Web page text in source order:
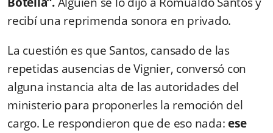
recibí una reprimenda sonora en privado.
La cuestión es que Santos, cansado de las
repetidas ausencias de Vignier, conversó con
alguna instancia alta de las autoridades del
ministerio para proponerles la remoción del
cargo. Le respondieron que de eso nada:ese